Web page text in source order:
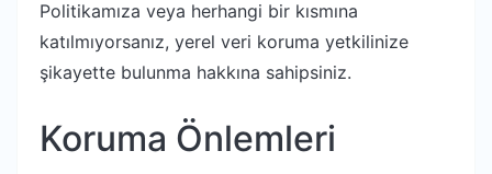
Politikamıza veya herhangi bir kısmına
katılmıyorsanız, yerel veri koruma yetkilinize
şikayette bulunma hakkına sahipsiniz.
Koruma Önlemleri